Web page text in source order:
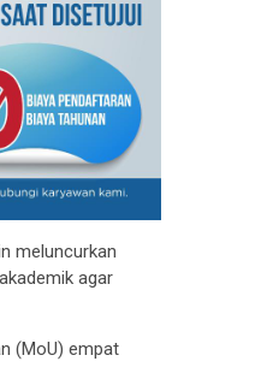
meluncurkan
agar
(MoU) empat